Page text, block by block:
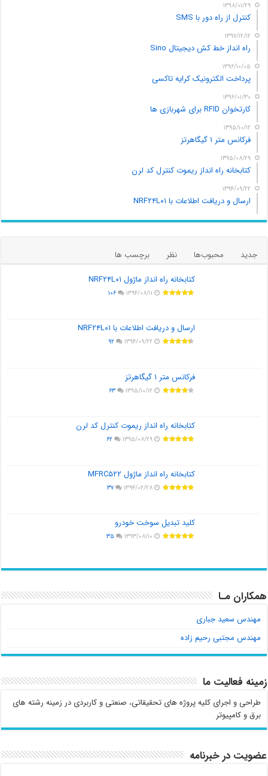
۱۳۹۸/۰۱/۲۹
کنترل از راه دور با SMS
۱۳۹۷/۱۲/۱۲
راه انداز خط کش دیجیتال Sino
۱۳۹۶/۱۰/۰۵
پرداخت الکترونیک کرایه تاکسی
۱۳۹۶/۰۱/۳۰
کارتخوان RFID برای شهربازی ها
۱۳۹۵/۱۰/۱۲
فرکانس متر ۱ گیگاهرتز
۱۳۹۵/۰۸/۲۹
کتابخانه راه انداز ریموت کنترل کد لرن
۱۳۹۴/۰۹/۲۲
ارسال و دریافت اطلاعات با NRF۲۴L۰۱
جدید محبوب‌ها نظر
برچسب ها
کتابخانه راه انداز ماژول NRF۲۴L۰۱
۱۳۹۴/۰۸/۱۱ ۱۰۶
ارسال و دریافت اطلاعات با NRF۲۴L۰۱
۱۳۹۴/۰۹/۲۲ ۹۲
فرکانس متر ۱ گیگاهرتز
۱۳۹۵/۱۰/۱۲ ۶۳
کتابخانه راه انداز ریموت کنترل کد لرن
۱۳۹۵/۰۸/۲۹ ۶۲
کتابخانه راه انداز ماژول MFRC۵۲۲
۱۳۹۴/۰۲/۲۸ ۳۷
کلید تبدیل سوخت خودرو
۱۳۹۳/۰۸/۱۰ ۳۵
همکاران مـا
مهندس سعید جباری
مهندس مجتبی رحیم زاده
زمینه فعالیت ما
طراحی و اجرای کلیه پروژه های تحقیقاتی، صنعتی و کاربردی در زمینه رشته های
برق و کامپیوتر
عضویت در خبرنامه